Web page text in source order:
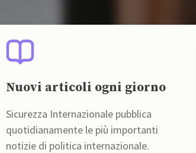
Nuovi articoli ogni giorno
Sicurezza Internazionale pubblica
quotidianamente le più importanti
notizie di politica internazionale.